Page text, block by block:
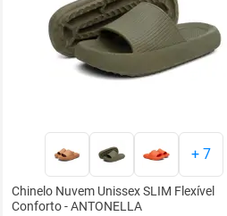
+ 7
Chinelo Nuvem Unissex SLIM Flexível
Conforto - ANTONELLA